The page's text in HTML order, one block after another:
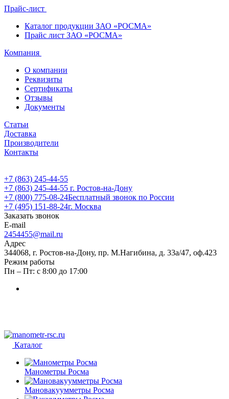
Прайс-лист
Каталог продукции ЗАО «РОСМА»
Прайс лист ЗАО «РОСМА»
Компания
О компании
Реквизиты
Сертификаты
Отзывы
Документы
Статьи
Доставка
Производители
Контакты
+7 (863) 245-44-55
+7 (863) 245-44-55 г. Ростов-на-Дону
+7 (800) 775-08-24Бесплатный звонок по России
+7 (495) 151-88-24г. Москва
Заказать звонок
E-mail
2454455@mail.ru
Адрес
344068, г. Ростов-на-Дону, пр. М.Нагибина, д. 33а/47, оф.423
Режим работы
Пн – Пт: с 8:00 до 17:00
Каталог
Манометры Росма
Мановакуумметры Росма